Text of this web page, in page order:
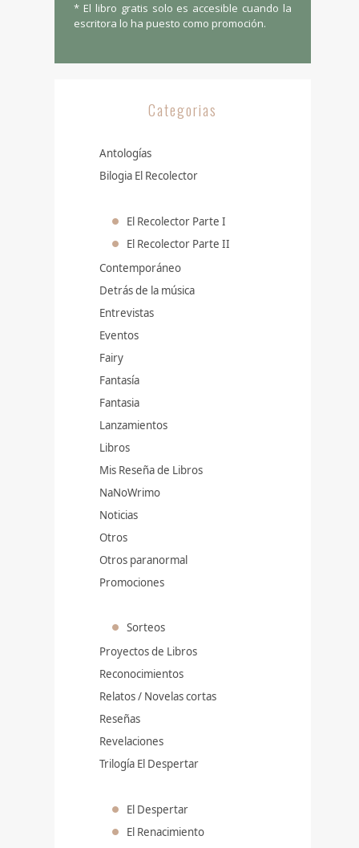
* El libro gratis solo es accesible cuando la
escritora lo ha puesto como promoción.
Categorias
Antologías
Bilogia El Recolector
El Recolector Parte I
El Recolector Parte II
Contemporáneo
Detrás de la música
Entrevistas
Eventos
Fairy
Fantasía
Fantasia
Lanzamientos
Libros
Mis Reseña de Libros
NaNoWrimo
Noticias
Otros
Otros paranormal
Promociones
Sorteos
Proyectos de Libros
Reconocimientos
Relatos / Novelas cortas
Reseñas
Revelaciones
Trilogía El Despertar
El Despertar
El Renacimiento